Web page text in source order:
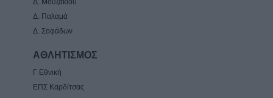
Δ. Μουζάκιου
Δ. Παλαμά
Δ. Σοφάδων
ΑΘΛΗΤΙΣΜΟΣ
Γ Εθνική
ΕΠΣ Καρδίτσας